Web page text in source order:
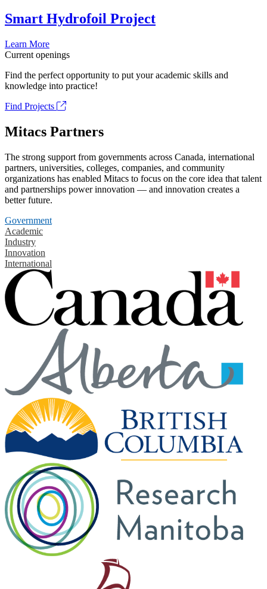
Smart Hydrofoil Project
Learn More
Current openings
Find the perfect opportunity to put your academic skills and
knowledge into practice!
Find Projects
Mitacs Partners
The strong support from governments across Canada, international
partners, universities, colleges, companies, and community
organizations has enabled Mitacs to focus on the core idea that talent
and partnerships power innovation — and innovation creates a
better future.
Government
Academic
Industry
Innovation
International